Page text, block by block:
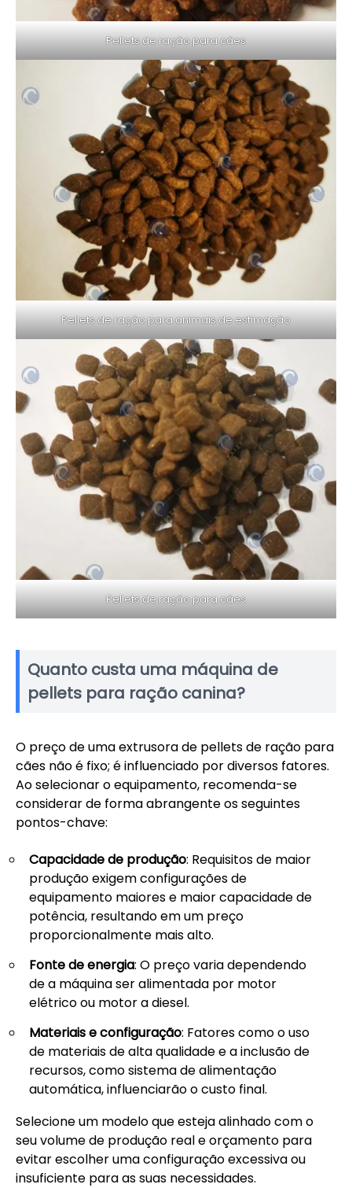
Pellets de ração para cães
Pellets de ração para animais de estimação
Pellets de ração para cães
Quanto custa uma máquina de
pellets para ração canina?
O preço de uma extrusora de pellets de ração para
cães não é fixo; é influenciado por diversos fatores.
Ao selecionar o equipamento, recomenda-se
considerar de forma abrangente os seguintes
pontos-chave:
Capacidade de produção: Requisitos de maior
produção exigem configurações de
equipamento maiores e maior capacidade de
potência, resultando em um preço
proporcionalmente mais alto.
Fonte de energia: O preço varia dependendo
de a máquina ser alimentada por motor
elétrico ou motor a diesel.
Materiais e configuração: Fatores como o uso
de materiais de alta qualidade e a inclusão de
recursos, como sistema de alimentação
automática, influenciarão o custo final.
Selecione um modelo que esteja alinhado com o
seu volume de produção real e orçamento para
evitar escolher uma configuração excessiva ou
insuficiente para as suas necessidades.